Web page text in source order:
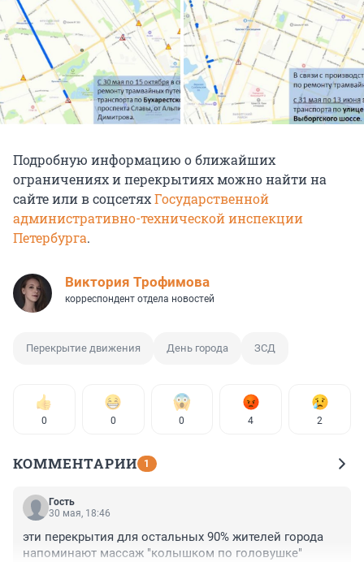
Подробную информацию о ближайших
ограничениях и перекрытиях можно найти на
сайте или в соцсетяхГосударственной
административно-технической инспекции
Петербурга.
Виктория Трофимова
корреспондент отдела новостей
Перекрытие движения День города ЗСД
0 0 0 4 2
КОММЕНТАРИИ 1
Гость
30 мая, 18:46
эти перекрытия для остальных 90% жителей города
напоминают массаж "колышком по головушке"